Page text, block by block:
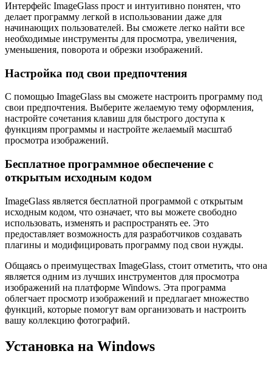
Интерфейс ImageGlass прост и интуитивно понятен, что
делает программу легкой в использовании даже для
начинающих пользователей. Вы сможете легко найти все
необходимые инструменты для просмотра, увеличения,
уменьшения, поворота и обрезки изображений.
Настройка под свои предпочтения
С помощью ImageGlass вы сможете настроить программу под
свои предпочтения. Выберите желаемую тему оформления,
настройте сочетания клавиш для быстрого доступа к
функциям программы и настройте желаемый масштаб
просмотра изображений.
Бесплатное программное обеспечение с
открытым исходным кодом
ImageGlass является бесплатной программой с открытым
исходным кодом, что означает, что вы можете свободно
использовать, изменять и распространять ее. Это
предоставляет возможность для разработчиков создавать
плагины и модифицировать программу под свои нужды.
Общаясь о преимуществах ImageGlass, стоит отметить, что она
является одним из лучших инструментов для просмотра
изображений на платформе Windows. Эта программа
облегчает просмотр изображений и предлагает множество
функций, которые помогут вам организовать и настроить
вашу коллекцию фотографий.
Установка на Windows